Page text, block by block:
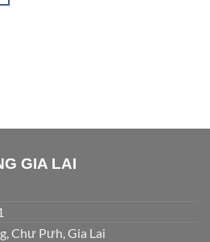
GIA LAI
Chư Pưh, Gia Lai